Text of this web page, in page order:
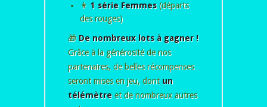
👩 1 série Femmes(départs
des rouges)
🎁 De nombreux lots à gagner !
Grâce à la générosité de nos
partenaires, de belles récompenses
seront mises en jeu, dont un
télémètre et de nombreux autres